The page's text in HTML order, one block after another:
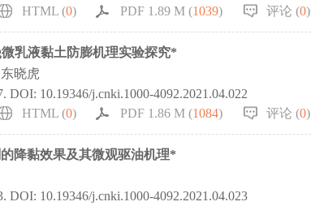
HTML (0) PDF 1.89 M (1039) 评论 (0)
乳液黏土防膨机理实验探究*
晓虎
DOI: 10.19346/j.cnki.1000-4092.2021.04.022
HTML (0) PDF 1.86 M (1084) 评论 (0)
降黏效果及其微观驱油机理*
DOI: 10.19346/j.cnki.1000-4092.2021.04.023